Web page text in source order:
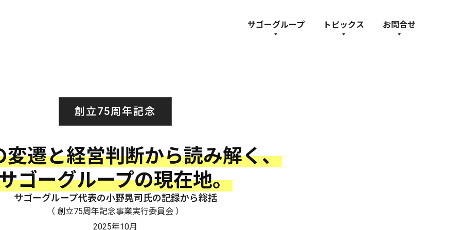
サゴーグループ トピックス お問合せ
創立75周年記念
変遷と経営判断から読み解く、
ゴーグループの現在地。
サゴーグループ代表の小野晃司氏の記録から総括
（ 創立75周年記念事業実行委員会 ）
2025年10月